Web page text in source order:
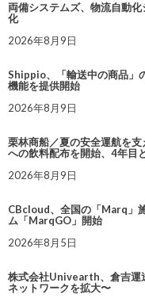
両備システムズ、物流自動
化
2026年8月9日
Shippio、「輸送中の商品」
機能を提供開始
2026年8月9日
栗林商船／夏の安全運航を
への飲料配布を開始、4年目
2026年8月9日
CBcloud、全国の「Marq」
ム「MarqGO」開始
2026年8月5日
株式会社Univearth、倉吉運
ネットワークを拡大〜